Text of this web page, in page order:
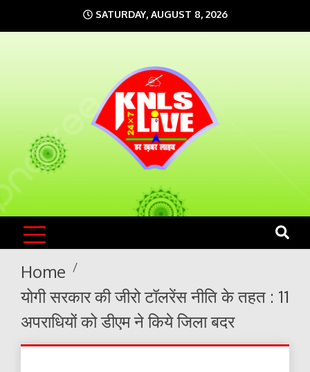
to
SATURDAY, AUGUST 8, 2026
KNLS LIVE
India`s No.1 News Portal
Home
योगी सरकार की जीरो टॉलरेंस नीति के तहत : 11
अपराधियों को डीएम ने किये जिला बदर